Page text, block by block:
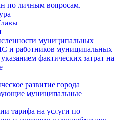
по личным вопросам.
муниципальных
и работников муниципальных
фактических затрат на
развитие города
муниципальные
тарифа на услуги по